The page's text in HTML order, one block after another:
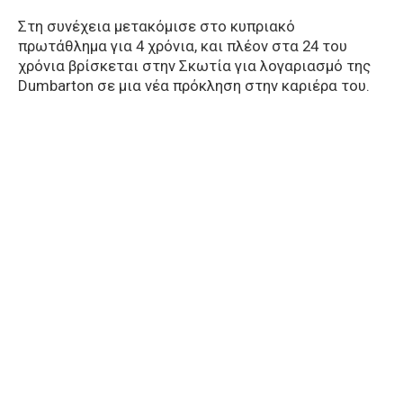
Στη συνέχεια μετακόμισε στο κυπριακό
πρωτάθλημα για 4 χρόνια, και πλέον στα 24 του
χρόνια βρίσκεται στην Σκωτία για λογαριασμό της
Dumbarton σε μια νέα πρόκληση στην καριέρα του.